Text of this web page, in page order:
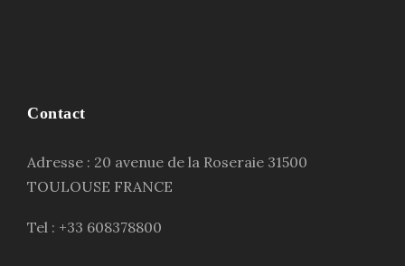
Contact
Adresse : 20 avenue de la Roseraie 31500
TOULOUSE FRANCE
Tel : +33 608378800